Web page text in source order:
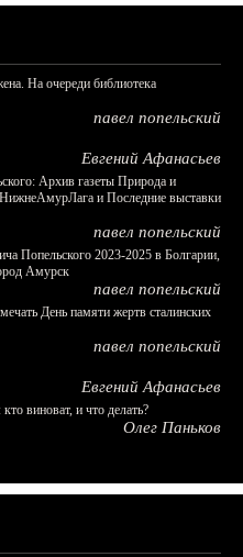
На очереди библиотека
павел попельский
Евгений Афанасьев
Архив газеты Природа и
и Последние выставки
павел попельский
Попельского 2023-2025 в Болгарии,
Амурск
павел попельский
День памяти жертв сталинских
павел попельский
Евгений Афанасьев
виноват, и что делать?
Олег Паньков